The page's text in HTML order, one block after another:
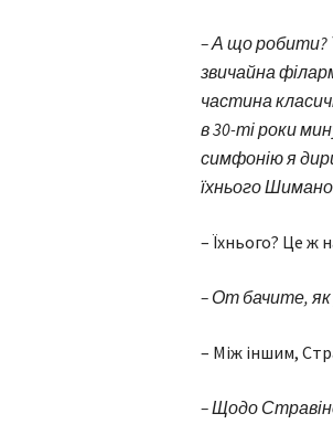
– А що робити?
звичайна
частина
в 30-ті роки
симфонію я
їхнього
– Їхнього? Це ж
– От бачите, як
– Між іншим,
– Щодо